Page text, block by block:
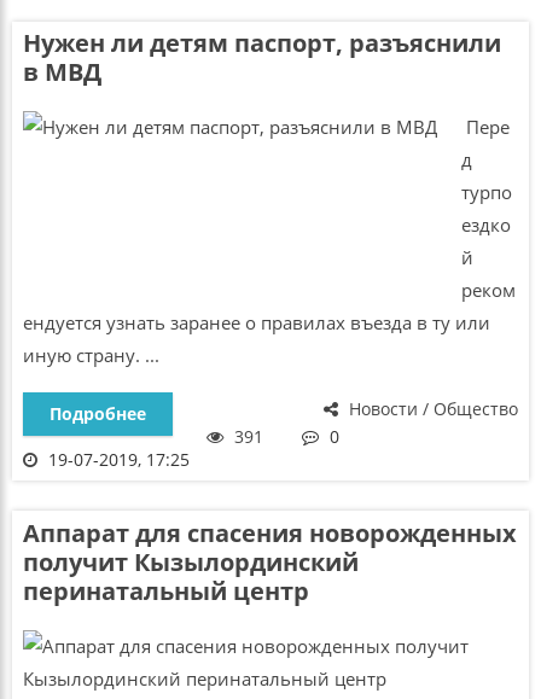
Нужен ли детям паспорт, разъяснили
в МВД
Пере
д
турпо
ездко
й
реком
ендуется узнать заранее о правилах въезда в ту или
иную страну. ...
Новости / Общество
Подробнее
391
0
19-07-2019, 17:25
Аппарат для спасения новорожденных
получит Кызылординский
перинатальный центр